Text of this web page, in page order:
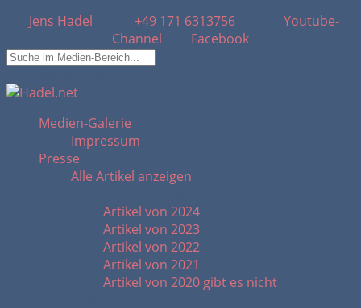
Jens Hadel
+49 171 6313756
Youtube-
Channel
Facebook
Medien-Galerie
Impressum
Presse
Alle Artikel anzeigen
Artikel von 2024
Artikel von 2023
Artikel von 2022
Artikel von 2021
Artikel von 2020 gibt es nicht